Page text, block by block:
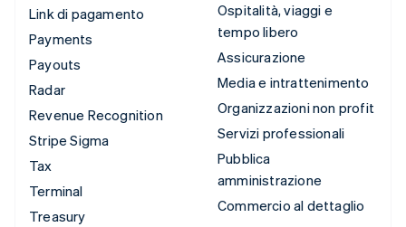
Link di pagamento
Payments
Payouts
Radar
Revenue Recognition
Stripe Sigma
Tax
Terminal
Treasury
Ospitalità, viaggi e
tempo libero
Assicurazione
Media e intrattenimento
Organizzazioni non profit
Servizi professionali
Pubblica
amministrazione
Commercio al dettaglio